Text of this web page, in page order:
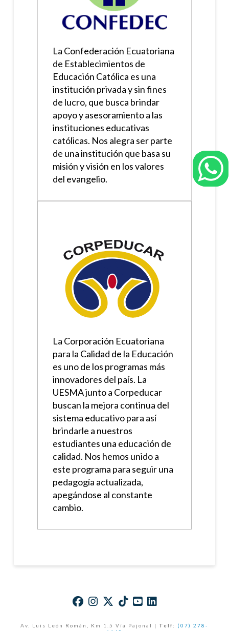
La Confederación Ecuatoriana
de Establecimientos de
Educación Católica es una
institución privada y sin fines
de lucro, que busca brindar
apoyo y asesoramiento a las
instituciones educativas
católicas. Nos alegra ser parte
de una institución que basa su
misión y visión en los valores
del evangelio.
La Corporación Ecuatoriana
para la Calidad de la Educación
es uno de los programas más
innovadores del país. La
UESMA junto a Corpeducar
buscan la mejora continua del
sistema educativo para así
brindarle a nuestros
estudiantes una educación de
calidad. Nos hemos unido a
este programa para seguir una
pedagogía actualizada,
apegándose al constante
cambio.
Av. Luis León Román, Km 1.5 Vía Pajonal | Telf:
(07) 278-